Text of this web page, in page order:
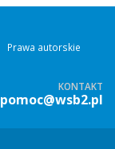
Prawa autorskie
KONTAKT
pomoc@wsb2.pl